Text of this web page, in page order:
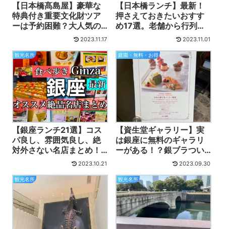
【日本橋髙島屋】豪華な
特典付き重要文化財ツア
ーは予約困難？大人気の
観光スポットの口コミ、
2023.11.17
【日本橋ランチ】最新！
押さえておきたいおすす
め17選。老舗から行列の
できる名店まで。メニュ
2023.11.01
観光名所
【銀座ランチ21選】コス
パ良し、雰囲気良し、絶
対外さない名店まとめ！
値段、メニュー、雰囲気
2023.10.21
庭園・無料・お得
【資生堂ギャラリー】実
は銀座に無料のギャラリ
ーがある！？銀ブラつい
でに寄ってみた感想・口
2023.09.30
観光名所 観光名所